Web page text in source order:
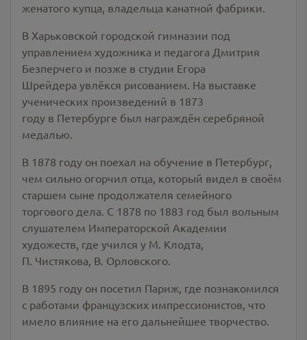
женатого купца, владельца канатной фабрики.
В Харьковской городской гимназии под
управлением художника и педагога Дмитрия
Безперчего и позже в студии Егора
Шрейдера увлёкся рисованием. На выставке
ученических произведений в 1873
году в Петербурге был награждён серебряной
медалью.
В 1878 году он поехал на обучение в Петербург,
чем сильно огорчил отца, который видел в своём
старшем сыне продолжателя семейного
торгового дела. С 1878 по 1883 год был вольным
слушателем Императорской Академии
художеств, где учился у М. Клодта,
П. Чистякова, В. Орловского.
В 1895 году он посетил Париж, где познакомился
с работами французских импрессионистов, что
имело влияние на его дальнейшее творчество.